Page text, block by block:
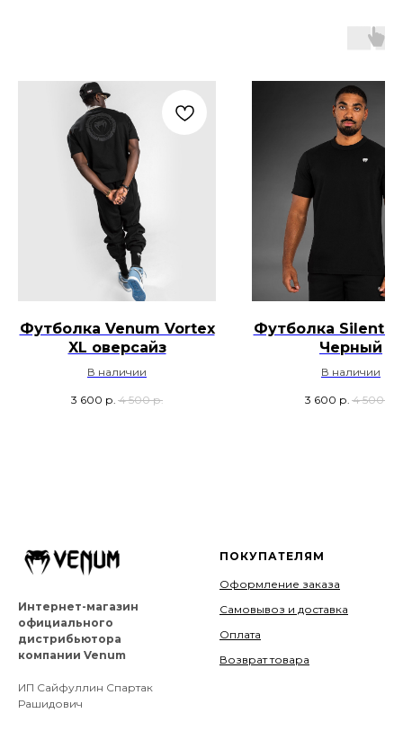
Футболка Venum Vortex
XL оверсайз
В наличии
3 600 р. 4 500 р.
Футболка Silent
Черный
В наличии
3 600 р. 4 500
Интернет-магазин
официального
дистрибьютора
компании Venum
ИП Сайфуллин Спартак
Рашидович
ПОКУПАТЕЛЯМ
Оформление заказа
Самовывоз и доставка
Оплата
Возврат товара